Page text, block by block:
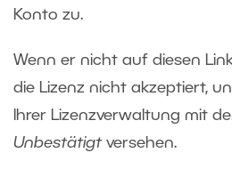
Konto zu.
Wenn er nicht auf diesen
die Lizenz nicht akzeptiert,
Ihrer Lizenzverwaltung mit
Unbestätigt versehen.